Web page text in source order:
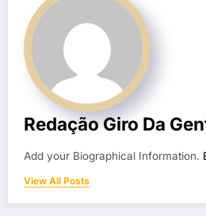
Redação Giro Da
Add your Biographical Information.
View All Posts